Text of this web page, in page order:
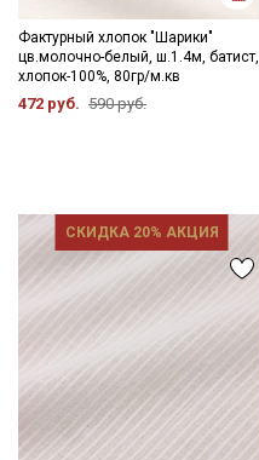
Фактурный хлопок "Шарики"
цв.молочно-белый, ш.1.4м, батист,
хлопок-100%, 80гр/м.кв
472 руб. 590 руб.
СКИДКА 20% АКЦИЯ